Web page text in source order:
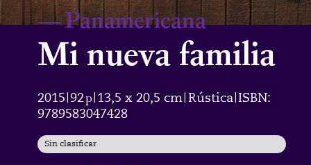
—Panamericana
Mi nueva familia
2015 92p 13,5 x 20,5 cm Rústica ISBN:
9789583047428
Sin clasificar